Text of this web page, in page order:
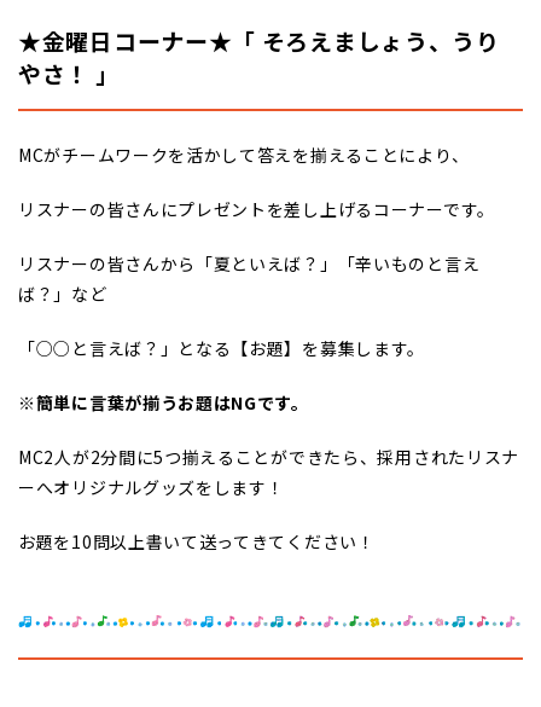
★金曜日コーナー★「 そろえましょう、うり
やさ！
」
MCがチームワークを活かして答えを揃えることにより、
リスナーの皆さんにプレゼントを差し上げるコーナーです。
リスナーの皆さんから「夏といえば？」「辛いものと言え
ば？」など
「○○と言えば？」となる【お題】を募集します。
※簡単に言葉が揃うお題はNGです。
MC2人が2分間に5つ揃えることができたら、採用されたリスナ
ーへオリジナルグッズをします！
お題を10問以上書いて送ってきてください！